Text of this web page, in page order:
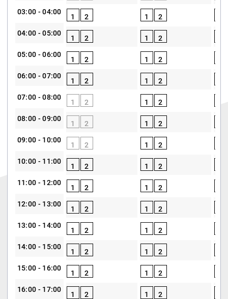
03:00 - 04:00
04:00 - 05:00
05:00 - 06:00
06:00 - 07:00
07:00 - 08:00
08:00 - 09:00
09:00 - 10:00
10:00 - 11:00
11:00 - 12:00
12:00 - 13:00
13:00 - 14:00
14:00 - 15:00
15:00 - 16:00
16:00 - 17:00
1 2 1 2
1 2 1 2
1 2 1 2
1 2 1 2
1 2 1 2
1 2 1 2
1 2 1 2
1 2 1 2
1 2 1 2
1 2 1 2
1 2 1 2
1 2 1 2
1 2 1 2
1 2 1 2